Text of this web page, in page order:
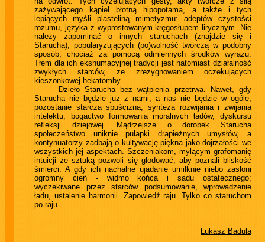
zażywającego kąpiel błotną hipopotama, a także i tych
lepiących myśli plasteliną mimetyzmu: adeptów czystości
rozumu, języka z wyprostowanym kręgosłupem lirycznym. Nie
należy zapominać o innych staruchach (znajdzie się i
Starucha), popularyzujących (po)wolność twórczą w podobny
sposób, chociaż za pomocą odmiennych środków wyrazu.
Tłem dla ich ekshumacyjnej tradycji jest natomiast działalność
zwykłych starców, ze zrezygnowaniem oczekujących
kieszonkowej hekatomby.
Dzieło Starucha bez wątpienia przetrwa. Nawet, gdy
Starucha nie będzie już z nami, a nas nie będzie w ogóle,
pozostanie starcza spuścizna; synteza rozwijania i zwijania
intelektu, bogactwo formowania moralnych ładów, dyskursu
refleksji dziejowej. Mądrzejsze o dorobek Starucha
społeczeństwo uniknie pułapki drapieżnych umysłów, a
kontynuatorzy zadbają o kultywację piękna jako dojrzałości we
wszystkich jej aspektach. Szczeniakom, mylącym grafomanię
intuicji ze sztuką pozwoli się głodować, aby poznali bliskość
śmierci. A gdy ich nachalne ujadanie umilknie niebo zasłoni
ogromny cień - widmo końca i sądu ostatecznego;
wyczekiwane przez starców podsumowanie, wprowadzenie
ładu, ustalenie harmonii. Zapowiedź raju. Tylko co staruchom
po raju…
Łukasz Badula